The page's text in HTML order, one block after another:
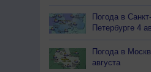
Погода в Санкт-
Петербурге 4
Погода в
августа